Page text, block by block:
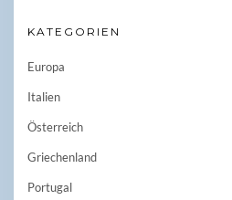
KATEGORIEN
Europa
Italien
Österreich
Griechenland
Portugal